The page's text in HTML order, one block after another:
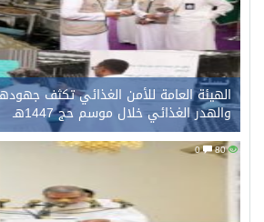
الهيئة العامة للأمن الغذائي تكثف
والهدر الغذائي خلال موسم حج 1447هـ
80
0